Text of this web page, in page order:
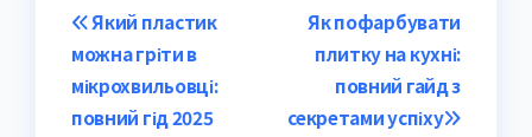
Post
navigation
Як пофарбувати
плитку на кухні:
повний гайд з
секретами успіху
Який пластик
можна гріти в
мікрохвильовці:
повний гід 2025